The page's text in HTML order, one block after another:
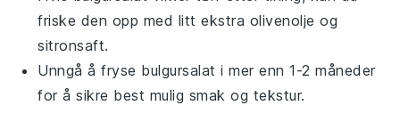
friske den opp med litt ekstra olivenolje og
sitronsaft.
Unngå å fryse bulgursalat i mer enn 1-2 måneder
for å sikre best mulig smak og tekstur.